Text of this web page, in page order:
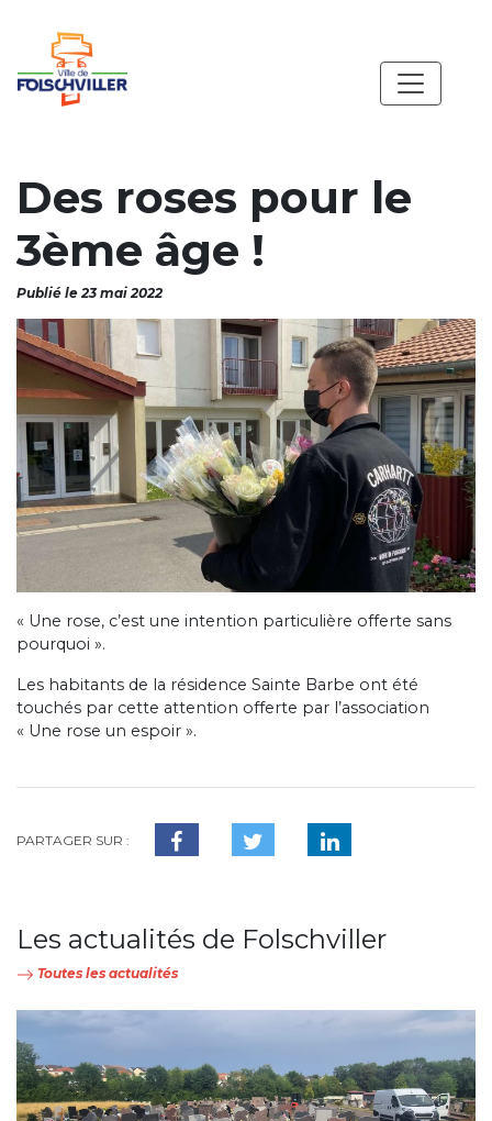
Des roses pour le
3ème âge !
Publié le 23 mai 2022
« Une rose, c’est une intention particulière offerte sans
pourquoi ».
Les habitants de la résidence Sainte Barbe ont été
touchés par cette attention offerte par l’association
« Une rose un espoir ».
PARTAGER SUR :
Les actualités de Folschviller
Toutes les actualités